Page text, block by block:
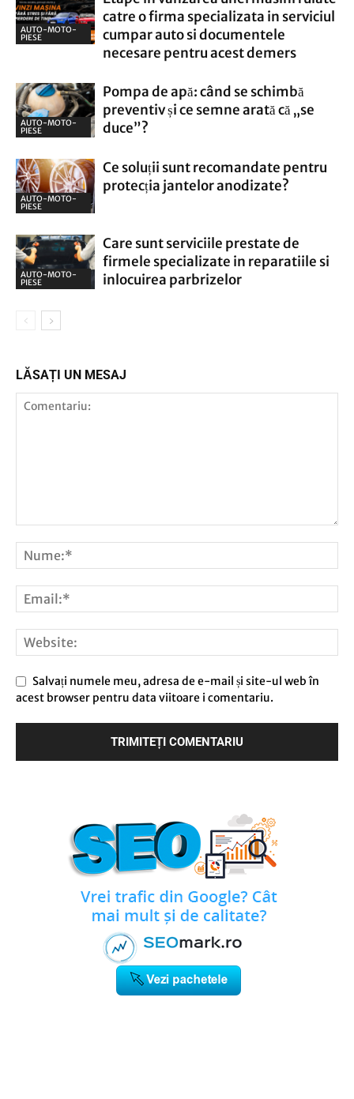
AUTO-MOTO-
PIESE
catre o firma specializata in serviciul
cumpar auto si documentele
necesare pentru acest demers
AUTO-MOTO-
PIESE
Pompa de apă: când se schimbă
preventiv și ce semne arată că „se
duce”?
AUTO-MOTO-
PIESE
Ce soluții sunt recomandate pentru
protecția jantelor anodizate?
AUTO-MOTO-
PIESE
Care sunt serviciile prestate de
firmele specializate in reparatiile si
inlocuirea parbrizelor
LĂSAȚI UN MESAJ
Salvați numele meu, adresa de e-mail și site-ul web în
acest browser pentru data viitoare i comentariu.